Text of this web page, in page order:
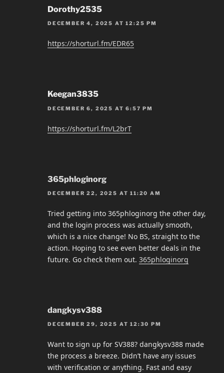
Dorothy2535
DECEMBER 4, 2025 AT 12:25 PM
https://shorturl.fm/EDR65
Keegan3835
DECEMBER 6, 2025 AT 6:57 PM
https://shorturl.fm/L2brT
365phloginorg
DECEMBER 22, 2025 AT 11:20 AM
Tried getting into 365phloginorg the other day,
and the login process was actually smooth,
which is a nice change! No BS, straight to the
action. Hoping to see even better deals in the
future. Go check them out. 365phloginorg
dangkysv388
DECEMBER 29, 2025 AT 12:30 PM
Want to sign up for SV388? dangkysv388 made
the process a breeze. Didn’t have any issues
with verification or anything. Fast and easy